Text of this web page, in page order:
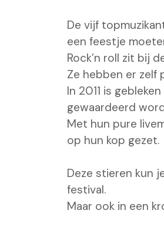
De vijf
een feestje
Rock’n roll zit bij
Ze hebben er zelf
In 2011 is
gewaardeerd
Met hun pure
op hun kop gezet.
Deze stieren kun
festival.
Maar ook in een